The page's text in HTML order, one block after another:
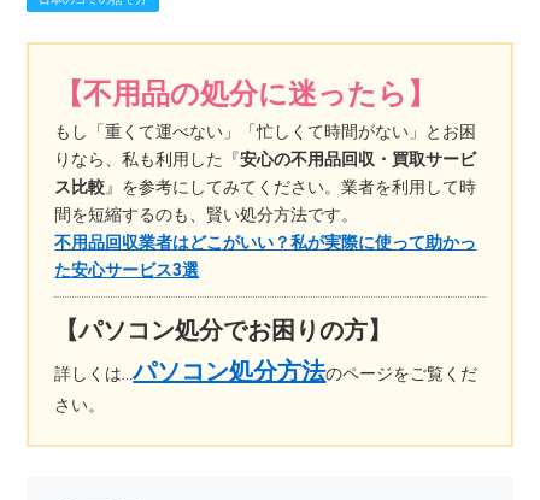
【不用品の処分に迷ったら】
もし「重くて運べない」「忙しくて時間がない」とお困
りなら、私も利用した『安心の不用品回収・買取サービ
ス比較』を参考にしてみてください。業者を利用して時
間を短縮するのも、賢い処分方法です。
不用品回収業者はどこがいい？私が実際に使って助かっ
た安心サービス3選
【パソコン処分でお困りの方】
詳しくは…パソコン処分方法のページをご覧くだ
さい。